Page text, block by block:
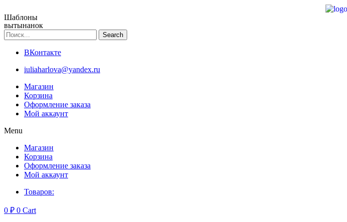
к
содержимому
Шаблоны
вытынанок
Search
ВКонтакте
iuliaharlova@yandex.ru
Магазин
Корзина
Оформление заказа
Мой аккаунт
Menu
Магазин
Корзина
Оформление заказа
Мой аккаунт
Товаров:
0 ₽ 0 Cart